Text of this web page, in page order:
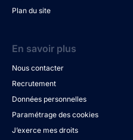
Plan du site
En savoir plus
Nous contacter
Recrutement
Données personnelles
Paramétrage des cookies
J’exerce mes droits